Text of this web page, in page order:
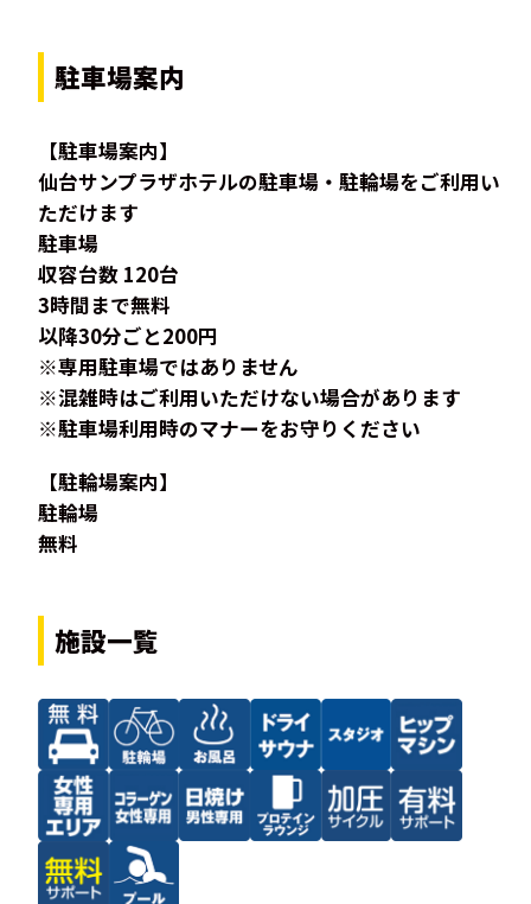
駐車場案内
【駐車場案内】
仙台サンプラザホテルの駐車場・駐輪場をご利用い
ただけます
駐車場
収容台数 120台
3時間まで無料
以降30分ごと200円
※専用駐車場ではありません
※混雑時はご利用いただけない場合があります
※駐車場利用時のマナーをお守りください
【駐輪場案内】
駐輪場
無料
施設一覧